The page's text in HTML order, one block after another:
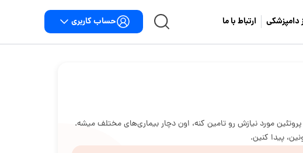
دامپزشکی ارتباط با ما حساب کاربری
مورد نیازش رو تامین کنه، اون دچار بیماری‌های مختلف میشه.
پیدا کنین.